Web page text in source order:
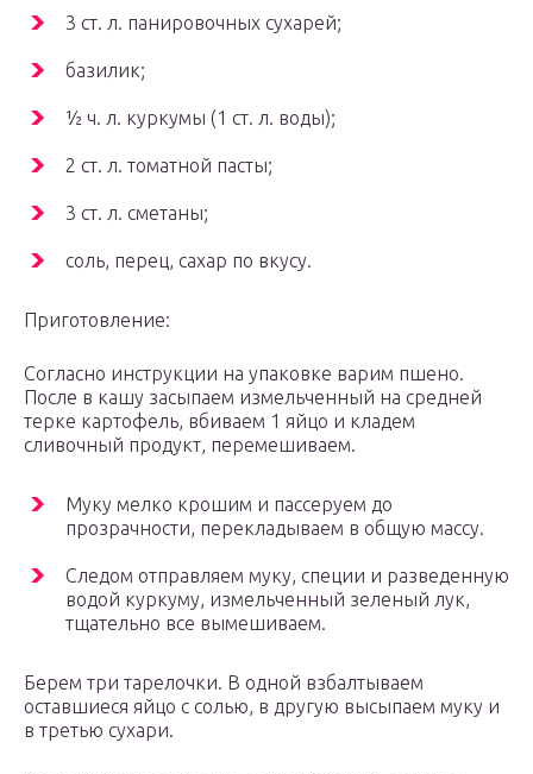
3 ст. л. панировочных сухарей;
базилик;
½ ч. л. куркумы (1 ст. л. воды);
2 ст. л. томатной пасты;
3 ст. л. сметаны;
соль, перец, сахар по вкусу.
Приготовление:
Согласно инструкции на упаковке варим пшено.
После в кашу засыпаем измельченный на средней
терке картофель, вбиваем 1 яйцо и кладем
сливочный продукт, перемешиваем.
Муку мелко крошим и пассеруем до
прозрачности, перекладываем в общую массу.
Следом отправляем муку, специи и разведенную
водой куркуму, измельченный зеленый лук,
тщательно все вымешиваем.
Берем три тарелочки. В одной взбалтываем
оставшиеся яйцо с солью, в другую высыпаем муку и
в третью сухари.